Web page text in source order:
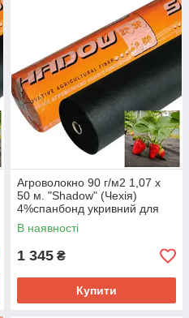
Агроволокно 90 г/м2 1,07 х
50 м. "Shadow" (Чехія)
4%спанбонд укривний для
газону, грядок та гортензій
В наявності
1 345 ₴
Купити